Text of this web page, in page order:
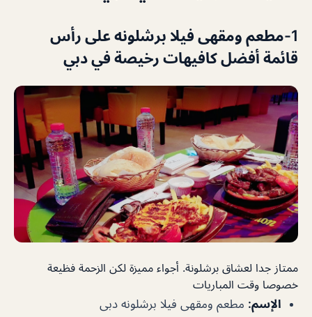
1- مطعم ومقهى فيلا برشلونه على رأس
قائمة أفضل كافيهات رخيصة في دبي
ممتاز جدا لعشاق برشلونة. أجواء مميزة لكن الزحمة فظيعة
خصوصا وقت المباريات
الإسم: مطعم ومقهى فيلا برشلونه دبى